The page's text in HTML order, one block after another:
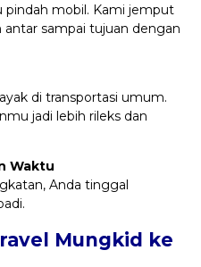
pindah mobil. Kami jemput
sampai tujuan dengan
di transportasi umum.
jadi lebih rileks dan
Waktu
Anda tinggal
Mungkid ke